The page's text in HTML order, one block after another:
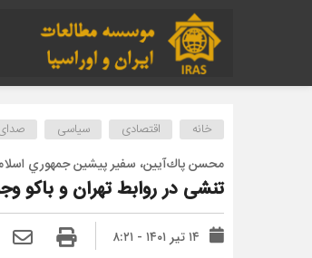
خانه اقتصادی سیاسی
محسن پاك‌آيين، سفير پيشين جمهوري
تنشی در روابط تهران و باکو
۱۴ تیر ۱۴۰۱ - ۸:۲۱